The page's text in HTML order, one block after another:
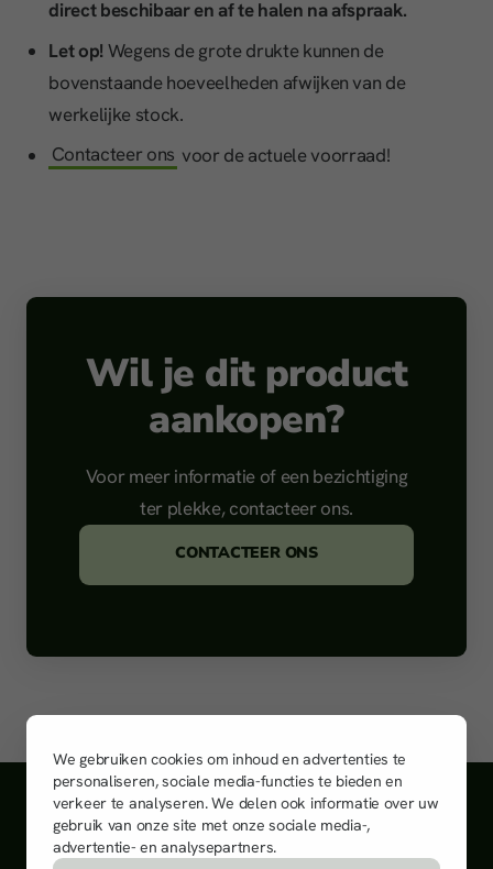
direct beschibaar en af te halen na afspraak.
Let op! Wegens de grote drukte kunnen de
bovenstaande hoeveelheden afwijken van de
werkelijke stock.
Contacteer ons voor de actuele voorraad!
Wil je dit product
aankopen?
Voor meer informatie of een bezichtiging
ter plekke, contacteer ons.
CONTACTEER ONS
We gebruiken cookies om inhoud en advertenties te
personaliseren, sociale media-functies te bieden en
verkeer te analyseren. We delen ook informatie over uw
gebruik van onze site met onze sociale media-,
advertentie- en analysepartners.
Vind ons ook op